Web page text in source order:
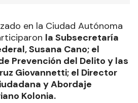
en la Ciudad Autónoma
la Subsecretaría
Susana Cano; el
Prevención del Delito y las
Giovannetti; el Director
y Abordaje
Kolonia.